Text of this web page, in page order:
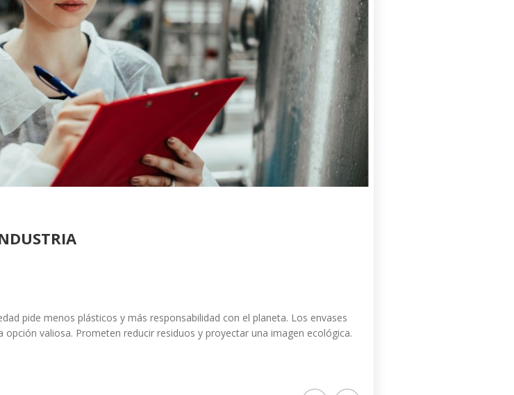
pide menos plásticos y más responsabilidad con el planeta. Los envases
valiosa. Prometen reducir residuos y proyectar una imagen ecológica.